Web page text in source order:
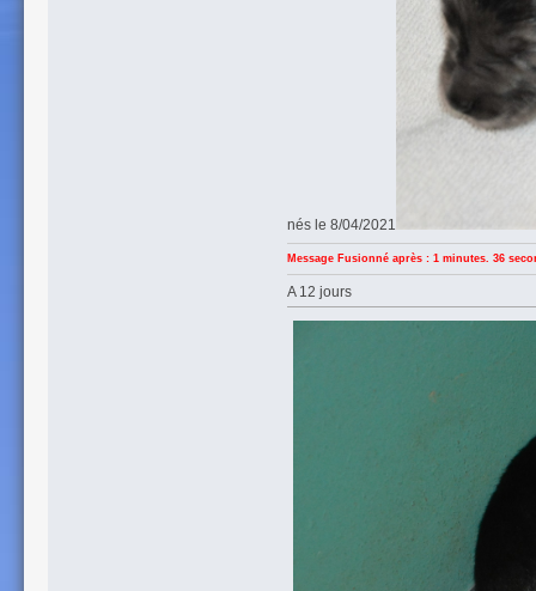
nés le 8/04/2021
Message Fusionné après : 1 minutes. 36
A 12 jours